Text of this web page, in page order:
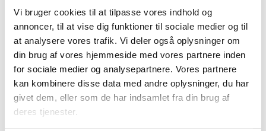
Vi bruger cookies til at tilpasse vores indhold og
annoncer, til at vise dig funktioner til sociale medier og til
at analysere vores trafik. Vi deler også oplysninger om
din brug af vores hjemmeside med vores partnere inden
for sociale medier og analysepartnere. Vores partnere
kan kombinere disse data med andre oplysninger, du har
givet dem, eller som de har indsamlet fra din brug af
deres tjenester.
BL INFORMERER
Nye krav om fjernaflæste målere – alle
ejendomme skal være klar senest 1. januar
2027
08. juni 2026